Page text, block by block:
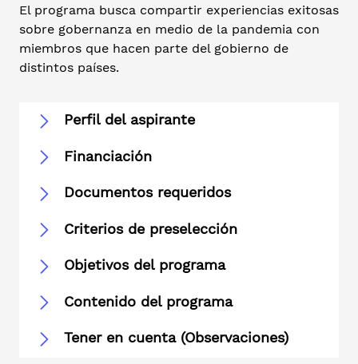
El programa busca compartir experiencias exitosas
sobre gobernanza en medio de la pandemia con
miembros que hacen parte del gobierno de
distintos países.
Perfil del aspirante
Financiación
Documentos requeridos
Criterios de preselección
Objetivos del programa
Contenido del programa
Tener en cuenta (Observaciones)